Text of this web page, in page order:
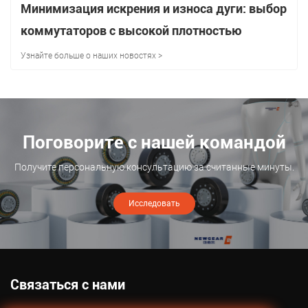
Минимизация искрения и износа дуги: выбор
коммутаторов с высокой плотностью
сегментов для двигателей с двумя
Узнайте больше о наших новостях >
Поговорите с нашей командой
Получите персональную консультацию за считанные минуты.
Исследовать
Связаться с нами